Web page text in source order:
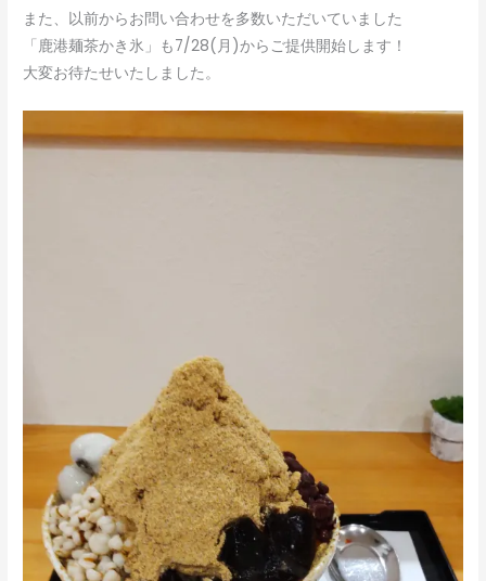
また、以前からお問い合わせを多数いただいていました
「鹿港麺茶かき氷」も7/28(月)からご提供開始します！
大変お待たせいたしました。